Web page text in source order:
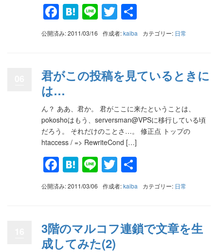
Facebook
Hatena
LineTwitter
有
公開済み: 2011/03/16 作成者:kaiba カテゴリー: 日常
君がこの投稿を見ているときに
は…
ん？ ああ、君か。 君がここに来たということは、
pokoshoはもう、serversman@VPSに移行している頃
だろう。 それだけのことさ…。 修正点 トップの
htaccess / => RewriteCond […]
Facebook
Hatena
LineTwitter
有
公開済み: 2011/03/06 作成者:kaiba カテゴリー: 日常
3階のマルコフ連鎖で文章を生
成してみた(2)